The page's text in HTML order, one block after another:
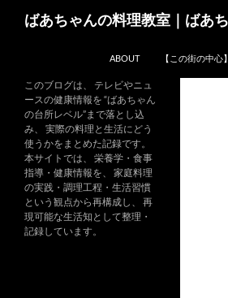
ばあちゃんの料理教室｜ばあ
ABOUT 【この街の中
このブログは、 テレビやニュ
ースの健康情報を “ばあちゃん
の台所レベル”まで落とし込
み、 実際の料理と生活にどう
使うかをまとめた記録です。
本サイトでは、 栄養学・食事
指導・健康情報を、 家庭料理
の実践・調理工程・生活習慣
という観点から再構成し、 再
現可能な生活知として整理・
記録しています。